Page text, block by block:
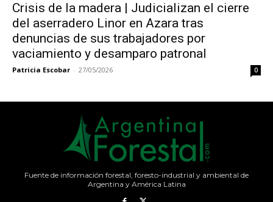
Crisis de la madera | Judicializan el cierre
del aserradero Linor en Azara tras
denuncias de sus trabajadores por
vaciamiento y desamparo patronal
Patricia Escobar - 27/05/2026 0
Fuente de información forestal, foresto-industrial y ambiental de
Argentina y América Latina